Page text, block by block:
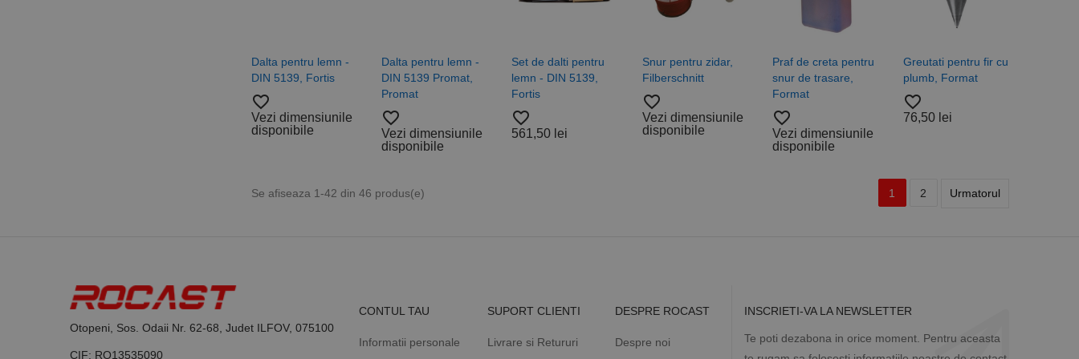
Dalta pentru lemn -
DIN 5139, Fortis
favorite_border
Vezi dimensiunile
disponibile
Dalta pentru lemn -
DIN 5139 Promat,
Promat
favorite_border
Vezi dimensiunile
disponibile
Set de dalti pentru
lemn - DIN 5139,
Fortis
favorite_border
561,50 lei
Snur pentru zidar,
Filberschnitt
favorite_border
Vezi dimensiunile
disponibile
Praf de creta pentru
snur de trasare,
Format
favorite_border
Vezi dimensiunile
disponibile
Greutati pentru fir cu
plumb, Format
favorite_border
76,50 lei
Se afiseaza 1-42 din 46 produs(e) 1 2 Urmatorul
Otopeni, Sos. Odaii Nr. 62-68, Judet ILFOV, 075100
CIF: RO13535090
CONTUL TAU
Informatii personale
SUPORT CLIENTI
Livrare si Retururi
DESPRE ROCAST
Despre noi
INSCRIETI-VA LA NEWSLETTER
Te poti dezabona in orice moment. Pentru aceasta